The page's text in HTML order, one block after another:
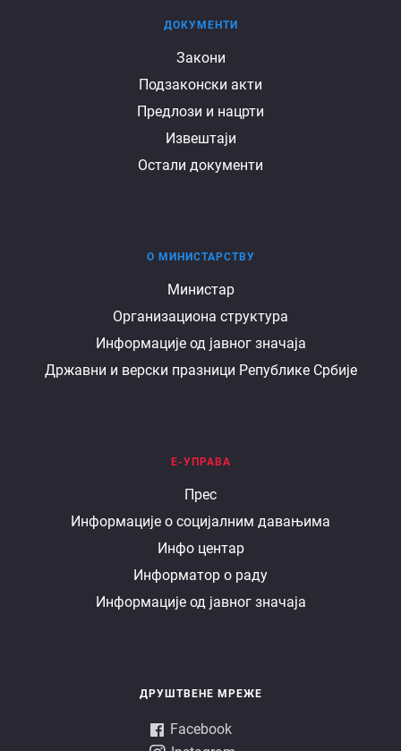
ДОКУМЕНТИ
Закони
Подзаконски акти
Предлози и нацрти
Извештаји
Остали документи
министарству
О МИНИСТАРСТВУ
Министар
Организациона структура
Информације од јавног значаја
Државни и верски празници Републике Србије
Е-УПРАВА
Прес
Информације о социјалним давањима
Инфо центар
Информатор о раду
Информације од јавног значаја
ДРУШТВЕНЕ МРЕЖЕ
Facebook